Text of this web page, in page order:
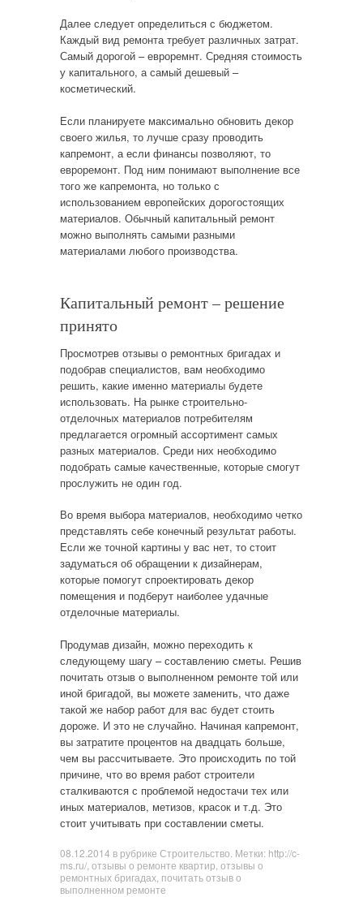
Далее следует определиться с бюджетом.
Каждый вид ремонта требует различных затрат.
Самый дорогой – евроремнт. Средняя стоимость
у капитального, а самый дешевый –
косметический.
Если планируете максимально обновить декор
своего жилья, то лучше сразу проводить
капремонт, а если финансы позволяют, то
евроремонт. Под ним понимают выполнение все
того же капремонта, но только с
использованием европейских дорогостоящих
материалов. Обычный капитальный ремонт
можно выполнять самыми разными
материалами любого производства.
Капитальный ремонт – решение
принято
Просмотрев отзывы о ремонтных бригадах и
подобрав специалистов, вам необходимо
решить, какие именно материалы будете
использовать. На рынке строительно-
отделочных материалов потребителям
предлагается огромный ассортимент самых
разных материалов. Среди них необходимо
подобрать самые качественные, которые смогут
прослужить не один год.
Во время выбора материалов, необходимо четко
представлять себе конечный результат работы.
Если же точной картины у вас нет, то стоит
задуматься об обращении к дизайнерам,
которые помогут спроектировать декор
помещения и подберут наиболее удачные
отделочные материалы.
Продумав дизайн, можно переходить к
следующему шагу – составлению сметы. Решив
почитать отзыв о выполненном ремонте той или
иной бригадой, вы можете заменить, что даже
такой же набор работ для вас будет стоить
дороже. И это не случайно. Начиная капремонт,
вы затратите процентов на двадцать больше,
чем вы рассчитываете. Это происходить по той
причине, что во время работ строители
сталкиваются с проблемой недостачи тех или
иных материалов, метизов, красок и т.д. Это
стоит учитывать при составлении сметы.
08.12.2014 в рубрике Строительство . Метки: http://c-
ms.ru/, отзывы о ремонте квартир отзывы о
ремонтных бригадах, почитать отзыв о
выполненном ремонте